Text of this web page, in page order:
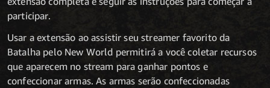
participar.
Usar a extensão ao assistir seu streamer favorito da
Batalha pelo New World permitirá a você coletar recursos
que aparecem no stream para ganhar pontos e
confeccionar armas. As armas serão confeccionadas